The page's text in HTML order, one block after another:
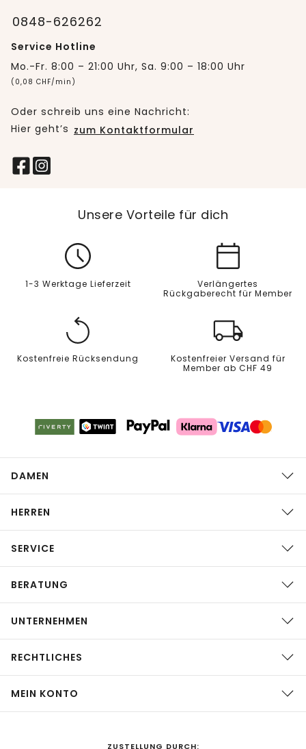
0848-626262
Service Hotline
Mo.-Fr. 8:00 – 21:00 Uhr, Sa. 9:00 – 18:00 Uhr
(0,08 CHF/min)
Oder schreib uns eine Nachricht:
Hier geht’s zum Kontaktformular
Unsere Vorteile für dich
1-3 Werktage Lieferzeit
Verlängertes
Rückgaberecht für Member
Kostenfreie Rücksendung
Kostenfreier Versand für
Member ab CHF 49
DAMEN
HERREN
SERVICE
BERATUNG
UNTERNEHMEN
RECHTLICHES
MEIN KONTO
ZUSTELLUNG DURCH: